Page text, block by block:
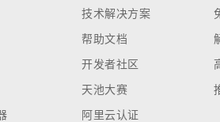
技术解决方案
帮助文档
开发者社区
天池大赛
阿里云认证